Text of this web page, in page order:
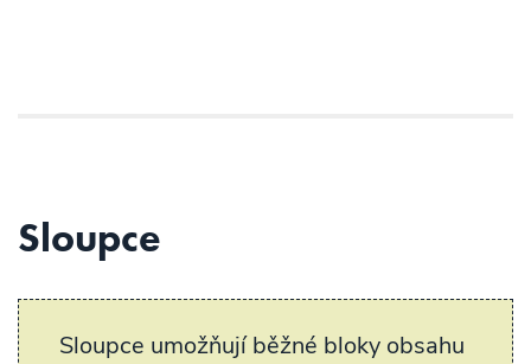
Sloupce
Sloupce umožňují běžné bloky obsahu